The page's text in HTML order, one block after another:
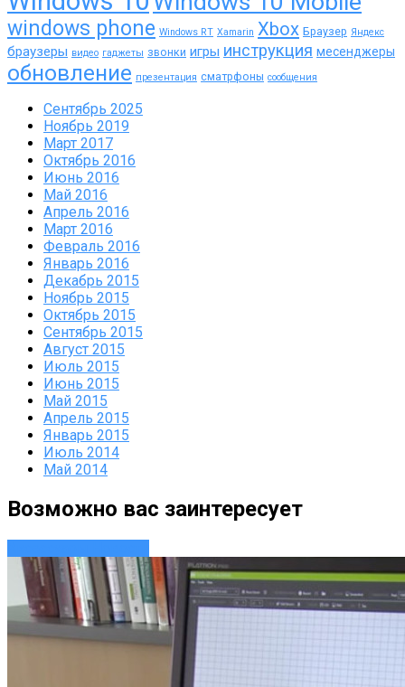
windows phone Windows RT Xamarin Xbox Браузер Яндекс
браузеры видео гаджеты звонки игры инструкция месенджеры
обновление презентация сматрфоны сообщения
Сентябрь 2025
Ноябрь 2019
Март 2017
Октябрь 2016
Июнь 2016
Май 2016
Апрель 2016
Март 2016
Февраль 2016
Январь 2016
Декабрь 2015
Ноябрь 2015
Октябрь 2015
Сентябрь 2015
Август 2015
Июль 2015
Июнь 2015
Май 2015
Апрель 2015
Январь 2015
Июль 2014
Май 2014
Возможно вас заинтересует